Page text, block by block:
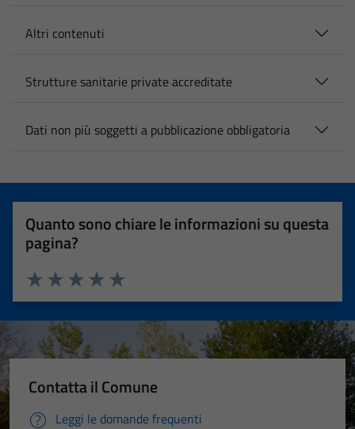
Altri contenuti
Strutture sanitarie private accreditate
Dati non più soggetti a pubblicazione obbligatoria
Quanto sono chiare le informazioni su questa
pagina?
Valuta 5 stelle su 5
Valuta 4 stelle su 5
Valuta 3 stelle su 5
Valuta 2 stelle su 5
Valuta 1 stelle su 5
Contatta il Comune
Leggi le domande frequenti